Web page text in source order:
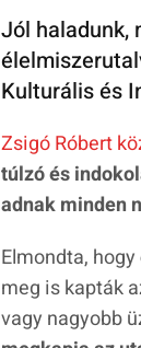
Jól haladunk,
Kulturális és
Zsigó Róbert
túlzó és
adnak minden
Elmondta, hogy
meg is kapták
vagy nagyobb